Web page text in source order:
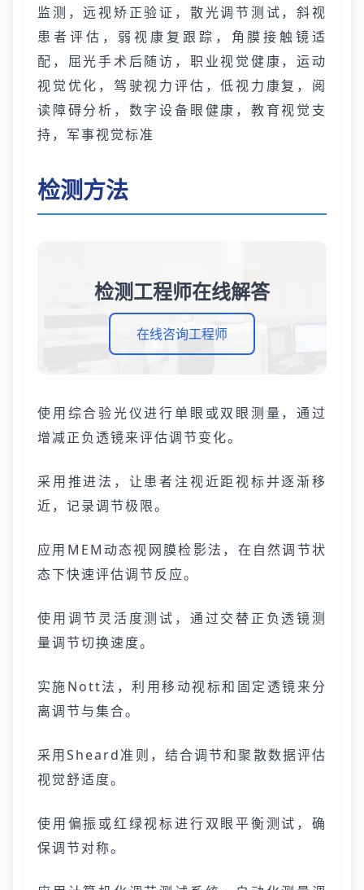
监测，远视矫正验证，散光调节测试，斜视
患者评估，弱视康复跟踪，角膜接触镜适
配，屈光手术后随访，职业视觉健康，运动
视觉优化，驾驶视力评估，低视力康复，阅
读障碍分析，数字设备眼健康，教育视觉支
持，军事视觉标准
检测方法
检测工程师在线解答
在线咨询工程师
使用综合验光仪进行单眼或双眼测量，通过
增减正负透镜来评估调节变化。
采用推进法，让患者注视近距视标并逐渐移
近，记录调节极限。
应用MEM动态视网膜检影法，在自然调节状
态下快速评估调节反应。
使用调节灵活度测试，通过交替正负透镜测
量调节切换速度。
实施Nott法，利用移动视标和固定透镜来分
离调节与集合。
采用Sheard准则，结合调节和聚散数据评估
视觉舒适度。
使用偏振或红绿视标进行双眼平衡测试，确
保调节对称。